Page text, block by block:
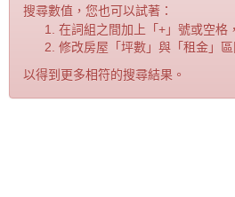
搜尋數值，您也可以試著：
在詞組之間加上「+」號或空格
修改房屋「坪數」與「租金」區
以得到更多相符的搜尋結果。